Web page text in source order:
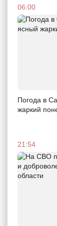
06:00
Погода в
жаркий
21:54